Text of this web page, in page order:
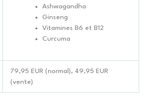
Ashwagandha
Ginseng
Vitamines B6 et B12
Curcuma
79,95 EUR (normal), 49,95 EUR
(vente)